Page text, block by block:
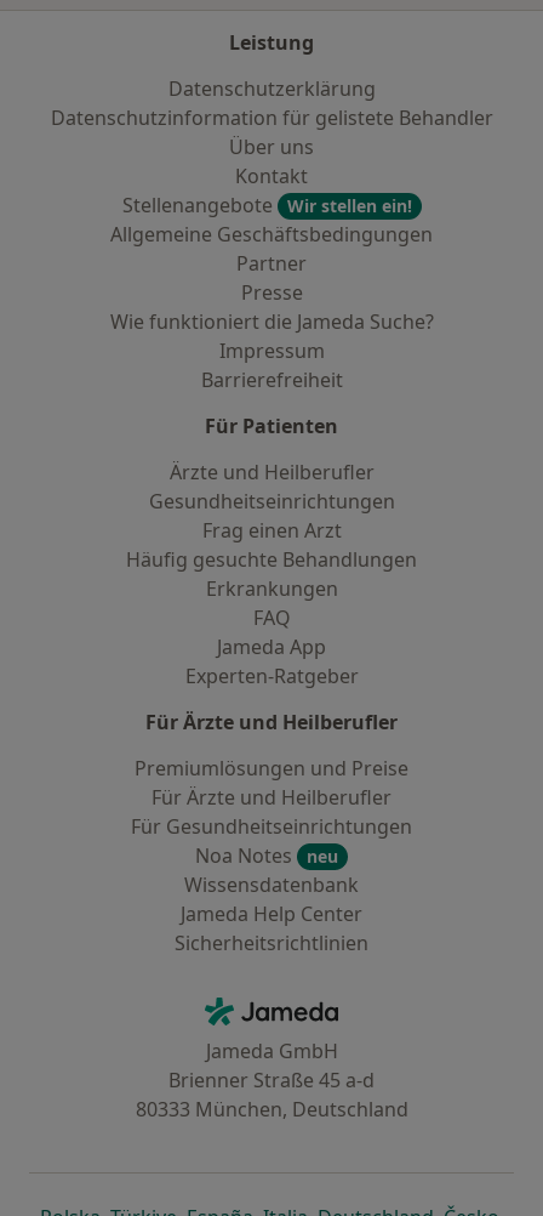
Leistung
Datenschutzerklärung
Datenschutzinformation für gelistete Behandler
Über uns
Kontakt
Stellenangebote
Wir stellen ein!
Allgemeine Geschäftsbedingungen
Partner
Presse
Wie funktioniert die Jameda Suche?
Impressum
Barrierefreiheit
Für Patienten
Ärzte und Heilberufler
Gesundheitseinrichtungen
Frag einen Arzt
Häufig gesuchte Behandlungen
Erkrankungen
FAQ
Jameda App
Experten-Ratgeber
Für Ärzte und Heilberufler
Premiumlösungen und Preise
Für Ärzte und Heilberufler
Für Gesundheitseinrichtungen
Noa Notes
neu
Wissensdatenbank
Jameda Help Center
Sicherheitsrichtlinien
Jameda - Startseite
Jameda GmbH
Brienner Straße 45 a-d
80333 München, Deutschland